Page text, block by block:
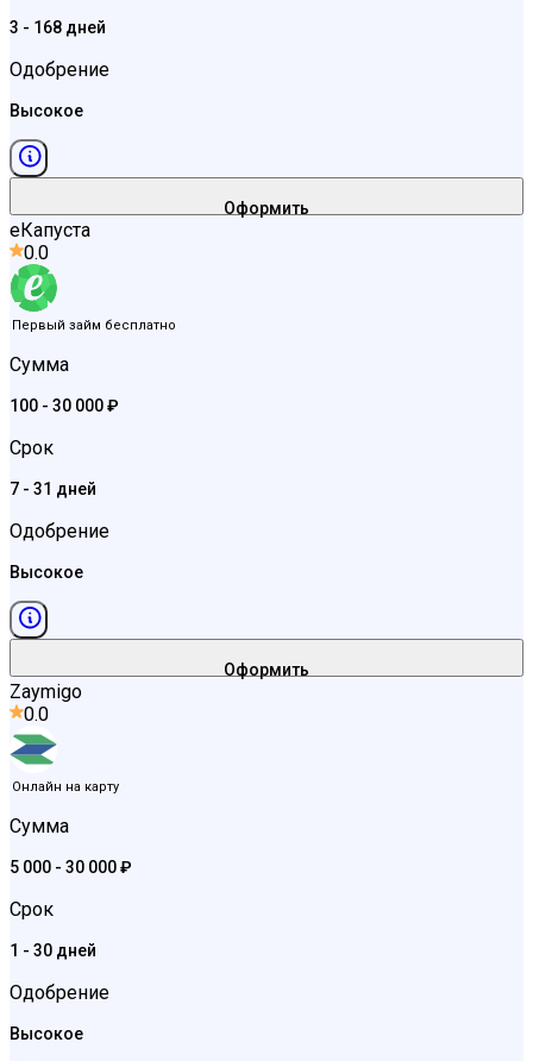
3 - 168 дней
Одобрение
Высокое
Оформить
еКапуста
0.0
Первый займ бесплатно
Сумма
100 - 30 000 ₽
Срок
7 - 31 дней
Одобрение
Высокое
Оформить
Zaymigo
0.0
Онлайн на карту
Сумма
5 000 - 30 000 ₽
Срок
1 - 30 дней
Одобрение
Высокое